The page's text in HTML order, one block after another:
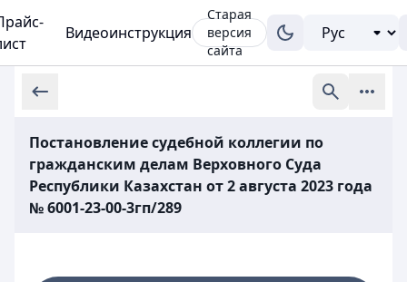
Видеоинструкция
Старая
версия
сайта
Постановление судебной коллегии по
гражданским делам Верховного Суда
Республики Казахстан от 2 августа 2023 года
№ 6001-23-00-3гп/289